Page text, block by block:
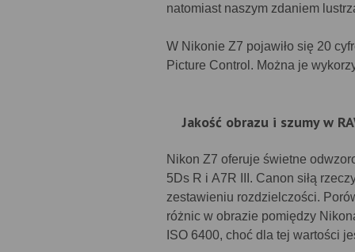
natomiast naszym zdaniem
W Nikonie Z7 pojawiło się 20
Picture Control. Można je
Jakość obrazu i szumy w
Nikon Z7 oferuje świetne
5Ds R i A7R III. Canon siłą
zestawieniu rozdzielczości.
różnic w obrazie pomiędzy
ISO 6400, choć dla tej wartości